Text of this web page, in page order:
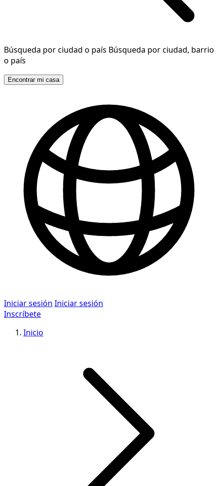
Búsqueda por ciudad o país Búsqueda por ciudad, barrio
o país
Encontrar mi casa
Iniciar sesión Iniciar sesión
Inscríbete
Inicio